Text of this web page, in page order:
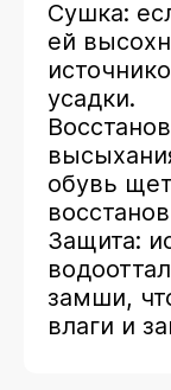
Сушка:
ей
усадки.
обувь
Защита:
замши,
влаги и